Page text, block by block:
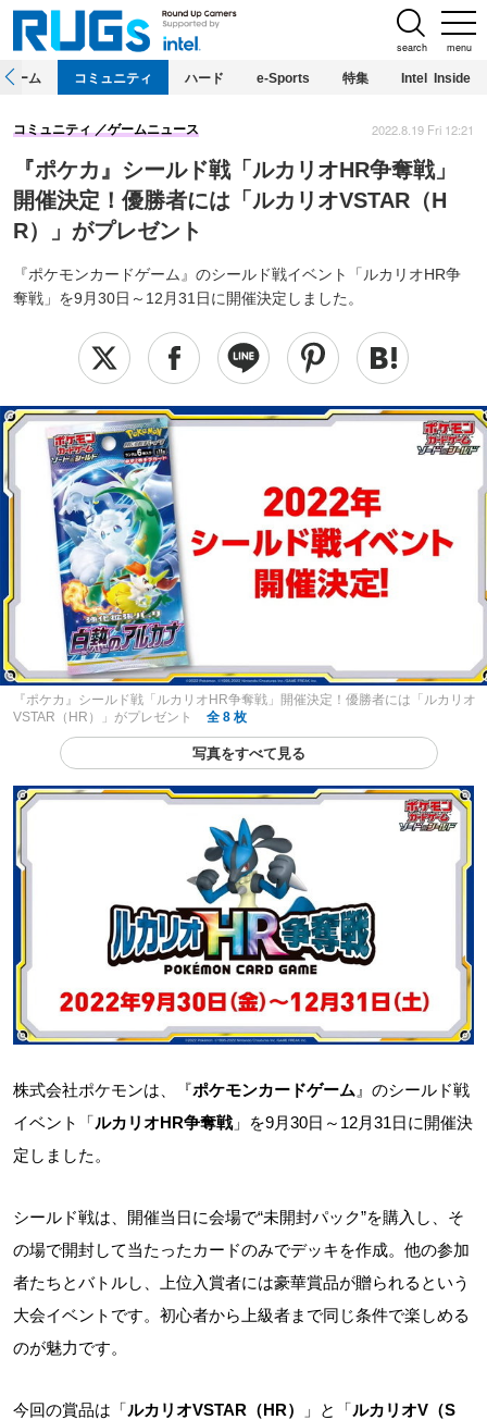
menu
search
ホーム コミュニティ ハード e-Sports 特集 Intel Inside
『ポケカ』シールド戦「ルカリオHR争奪戦」
開催決定！優勝者には「ルカリオVSTAR（H
R）」がプレゼント
『ポケモンカードゲーム』のシールド戦イベント「ルカリオHR争
奪戦」を9月30日～12月31日に開催決定しました。
コミュニティ ゲームニュース 2022.8.19 Fri 12:21
『ポケカ』シールド戦「ルカリオHR争奪戦」開催決定！優勝者には「ルカリオ
VSTAR（HR）」がプレゼント
全 8 枚
写真をすべて見る
株式会社ポケモンは、『ポケモンカードゲーム 』のシールド戦
イベント「ルカリオHR争奪戦」を9月30日～12月31日に開催決
定しました。
シールド戦は、開催当日に会場で“未開封パック”を購入し、そ
の場で開封して当たったカードのみでデッキを作成。他の参加
者たちとバトルし、上位入賞者には豪華賞品が贈られるという
大会イベントです。初心者から上級者まで同じ条件で楽しめる
のが魅力です。
今回の賞品は「ルカリオVSTAR（HR） 」と「ルカリオV（S